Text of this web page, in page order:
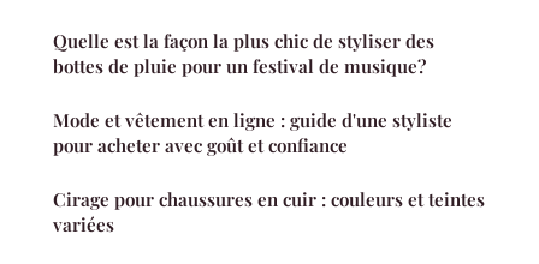
Quelle est la façon la plus chic de styliser des
bottes de pluie pour un festival de musique?
Mode et vêtement en ligne : guide d'une styliste
pour acheter avec goût et confiance
Cirage pour chaussures en cuir : couleurs et teintes
variées